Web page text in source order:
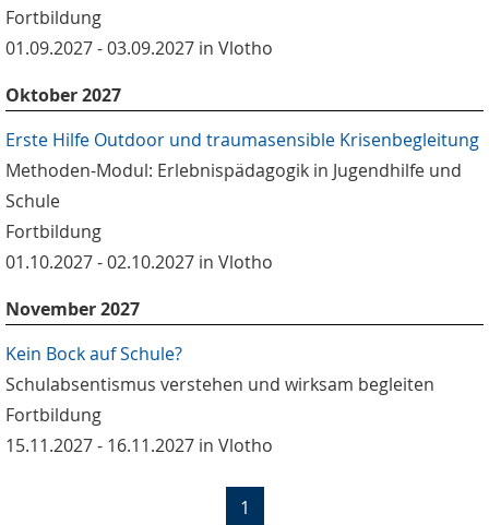
Fortbildung
01.09.2027 - 03.09.2027 in Vlotho
Oktober 2027
Erste Hilfe Outdoor und traumasensible Krisenbegleitung
Methoden-Modul: Erlebnispädagogik in Jugendhilfe und
Schule
Fortbildung
01.10.2027 - 02.10.2027 in Vlotho
November 2027
Kein Bock auf Schule?
Schulabsentismus verstehen und wirksam begleiten
Fortbildung
15.11.2027 - 16.11.2027 in Vlotho
1